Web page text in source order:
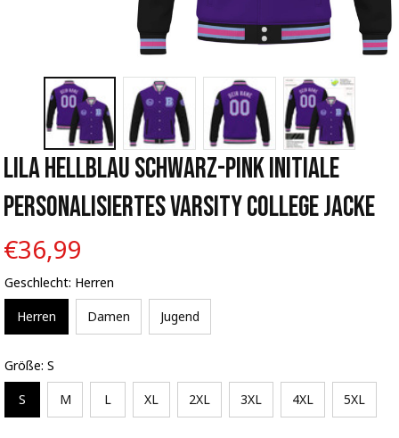
Lila Hellblau Schwarz-Pink Initiale
Personalisiertes Varsity College Jacke
€36,99
Geschlecht: Herren
Herren Damen Jugend
Größe: S
S M L XL 2XL 3XL 4XL 5XL